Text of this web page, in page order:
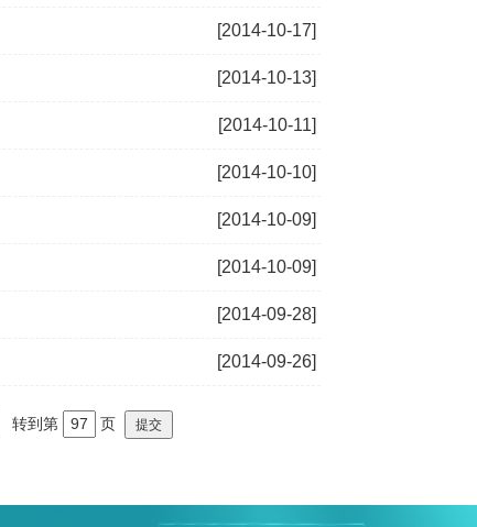
[2014-10-17]
[2014-10-13]
[2014-10-11]
[2014-10-10]
[2014-10-09]
[2014-10-09]
[2014-09-28]
[2014-09-26]
转到第 页